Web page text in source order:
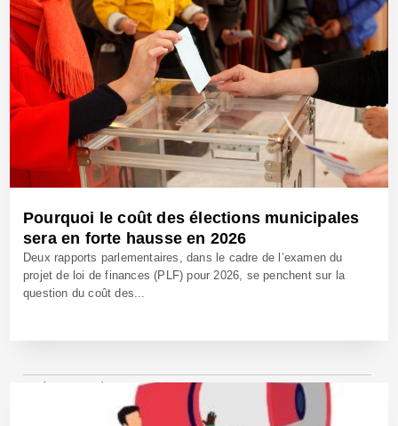
Pourquoi le coût des élections municipales
sera en forte hausse en 2026
Deux rapports parlementaires, dans le cadre de l’examen du
projet de loi de finances (PLF) pour 2026, se penchent sur la
question du coût des...
8 Déc 2025 - Réf: BW42915